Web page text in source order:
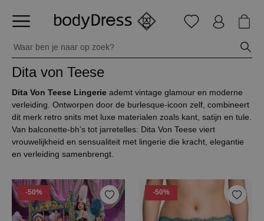
Dita von Teese
Dita Von Teese Lingerie ademt vintage glamour en moderne
verleiding. Ontworpen door de burlesque-icoon zelf, combineert
dit merk retro snits met luxe materialen zoals kant, satijn en tule.
Van balconette-bh’s tot jarretelles: Dita Von Teese viert
vrouwelijkheid en sensualiteit met lingerie die kracht, elegantie
en verleiding samenbrengt.
-50% -50%